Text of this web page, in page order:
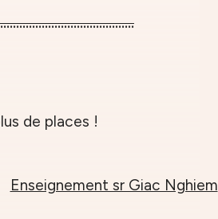
de places !
Enseignement sr Giac Nghiem